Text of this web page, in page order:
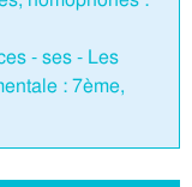
- ses - Les
: 7ème,